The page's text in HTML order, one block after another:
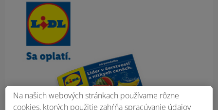
Na našich webových stránkach používame rôzne
cookies, ktorých použitie zahŕňa spracúvanie údajov